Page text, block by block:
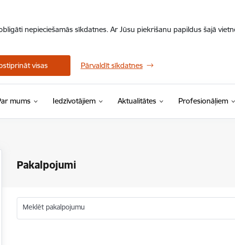
nepieciešamās sīkdatnes. Ar Jūsu piekrišanu papildus šajā
visas Pārvaldīt sīkdatnes
mums Iedzīvotājiem Aktualitātes Profesionāļiem
Pakalpojumi
Meklēt pakalpojumu